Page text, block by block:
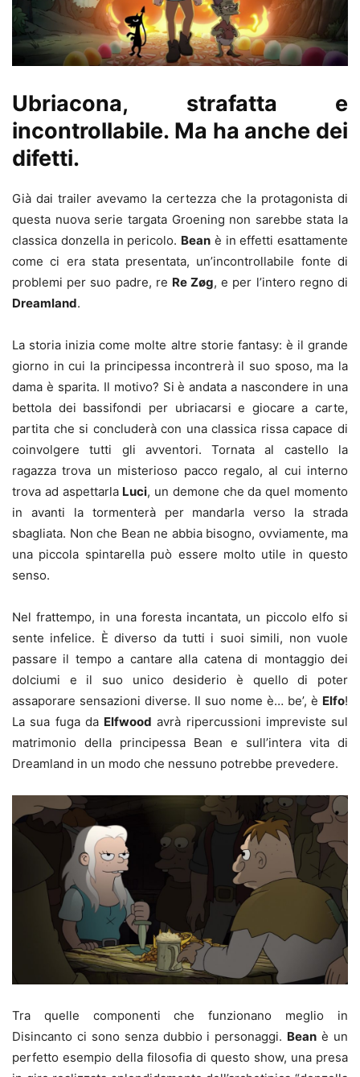
Ubriacona, strafatta e
incontrollabile. Ma ha anche dei
difetti.
Già dai trailer avevamo la certezza che la protagonista di
questa nuova serie targata Groening non sarebbe stata la
classica donzella in pericolo. Bean è in effetti esattamente
come ci era stata presentata, un’incontrollabile fonte di
problemi per suo padre, re Re Zøg, e per l’intero regno di
Dreamland.
La storia inizia come molte altre storie fantasy: è il grande
giorno in cui la principessa incontrerà il suo sposo, ma la
dama è sparita. Il motivo? Si è andata a nascondere in una
bettola dei bassifondi per ubriacarsi e giocare a carte,
partita che si concluderà con una classica rissa capace di
coinvolgere tutti gli avventori. Tornata al castello la
ragazza trova un misterioso pacco regalo, al cui interno
trova ad aspettarla Luci, un demone che da quel momento
in avanti la tormenterà per mandarla verso la strada
sbagliata. Non che Bean ne abbia bisogno, ovviamente, ma
una piccola spintarella può essere molto utile in questo
senso.
Nel frattempo, in una foresta incantata, un piccolo elfo si
sente infelice. È diverso da tutti i suoi simili, non vuole
passare il tempo a cantare alla catena di montaggio dei
dolciumi e il suo unico desiderio è quello di poter
assaporare sensazioni diverse. Il suo nome è… be’, è Elfo!
La sua fuga da Elfwood avrà ripercussioni impreviste sul
matrimonio della principessa Bean e sull’intera vita di
Dreamland in un modo che nessuno potrebbe prevedere.
Tra quelle componenti che funzionano meglio in
Disincanto ci sono senza dubbio i personaggi. Bean è un
perfetto esempio della filosofia di questo show, una presa